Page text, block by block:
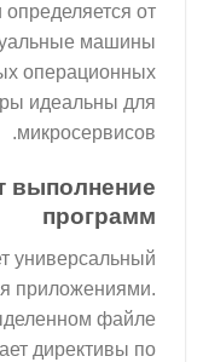
от
машины
операционных
идеальны для
микросервисов.
выполнение
программ
универсальный
приложениями.
файле
директивы по